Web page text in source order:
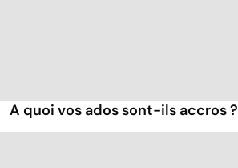
A quoi vos ados sont-ils accros ?